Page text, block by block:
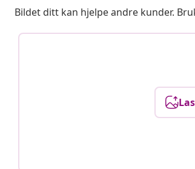
Bildet ditt kan hjelpe andre kunder.